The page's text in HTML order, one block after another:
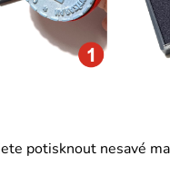
potisknout nesavé